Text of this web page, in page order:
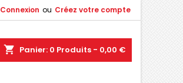
Connexion ou Créez votre compte
shopping_cart Panier: 0 Produits - 0,00 €